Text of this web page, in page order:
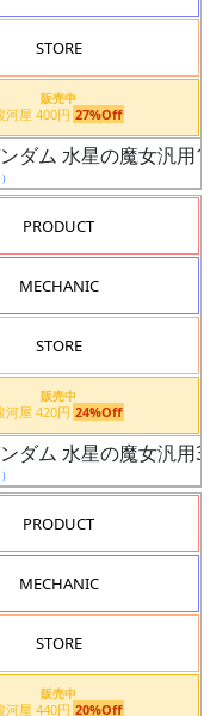
STORE
販売中
駿河屋 400円 27%Off
ダム 水星の魔女汎用
PRODUCT
MECHANIC
STORE
販売中
駿河屋 420円 24%Off
ダム 水星の魔女汎用
PRODUCT
MECHANIC
STORE
販売中
駿河屋 440円 20%Off